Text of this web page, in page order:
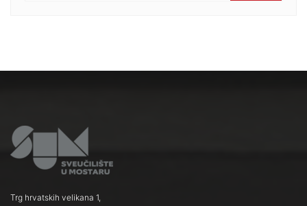
Trg hrvatskih velikana 1,